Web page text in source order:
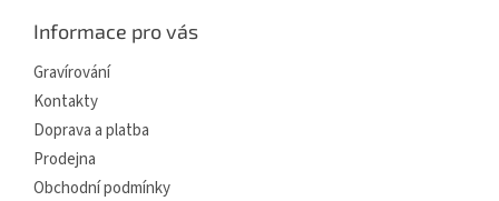
Informace pro vás
Gravírování
Kontakty
Doprava a platba
Prodejna
Obchodní podmínky